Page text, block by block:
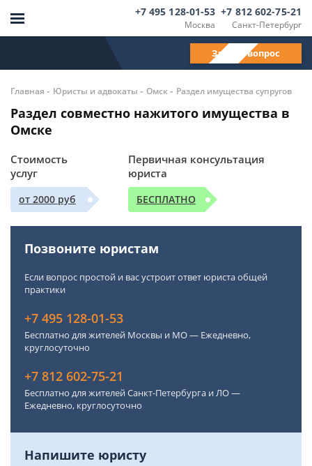
Москва
+7 495 128-01-53
Санкт-Петербург
+7 812 602-75-21
Задать вопрос
Главная - Юристы и адвокаты - Омск- Раздел имущества супругов
Раздел совместно нажитого имущества в
Омске
Стоимость
услуг
от 2000 руб
Первичная консультация
юриста
БЕСПЛАТНО
Позвоните юристам
Если вопрос простой и вас устроит ответ юриста общей
практики
+7 495 128-01-53
Бесплатно для жителей Москвы и МО — Ежедневно,
круглосуточно
+7 812 602-75-21
Бесплатно для жителей Санкт-Петербурга и ЛО —
Ежедневно, круглосуточно
Напишите юристу